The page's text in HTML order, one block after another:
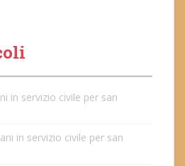
in servizio civile per san
in servizio civile per san